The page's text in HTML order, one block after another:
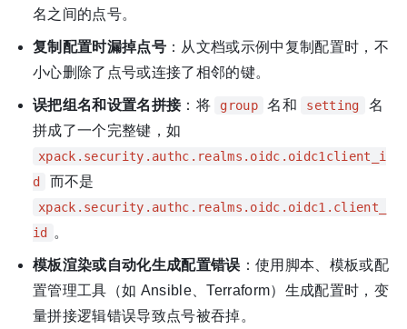
名之间的点号。
复制配置时漏掉点号：从文档或示例中复制配置时，不
小心删除了点号或连接了相邻的键。
误把组名和设置名拼接：将 group 名和 setting
名
拼成了一个完整键，如
xpack.security.authc.realms.oidc.oidc1client_i
d
而不是
xpack.security.authc.realms.oidc.oidc1.client_
id
。
模板渲染或自动化生成配置错误 ：使用脚本、模板或配
置管理工具（如 Ansible、Terraform）生成配置时，变
量拼接逻辑错误导致点号被吞掉。